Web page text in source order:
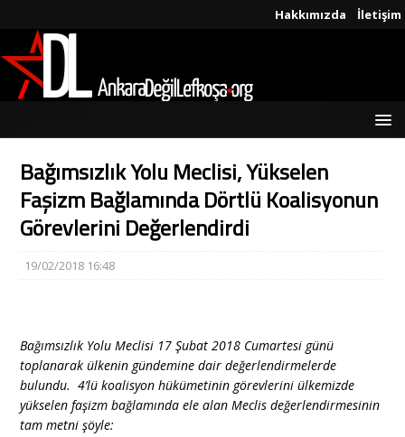
Hakkımızda İletişim
Bağımsızlık Yolu Meclisi, Yükselen
Faşizm Bağlamında Dörtlü Koalisyonun
Görevlerini Değerlendirdi
19/02/2018 16:48
Bağımsızlık Yolu Meclisi 17 Şubat 2018 Cumartesi günü
toplanarak ülkenin gündemine dair değerlendirmelerde
bulundu. 4’lü koalisyon hükümetinin görevlerini ülkemizde
yükselen faşizm bağlamında ele alan Meclis değerlendirmesinin
tam metni şöyle: